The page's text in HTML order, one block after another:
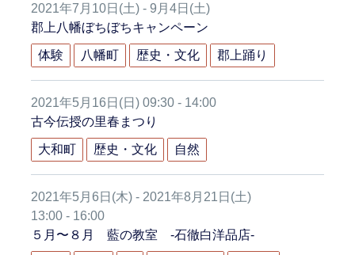
2021年7月10日(土) - 9月4日(土)
郡上八幡ぼちぼちキャンペーン
体験 八幡町 歴史・文化 郡上踊り
2021年5月16日(日) 09:30 - 14:00
古今伝授の里春まつり
大和町 歴史・文化 自然
2021年5月6日(木) - 2021年8月21日(土)
13:00 - 16:00
５月〜８月 藍の教室 -石徹白洋品店-